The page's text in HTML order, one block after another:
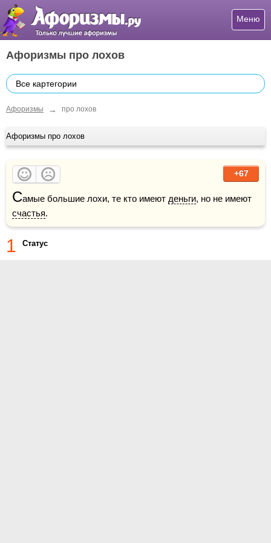
Меню
Афоризмы про лохов
Все картегории
Афоризмы → про лохов
Афоризмы про лохов
+67
Самые большие лохи, те кто имеют деньги
счастья.
1 Статус